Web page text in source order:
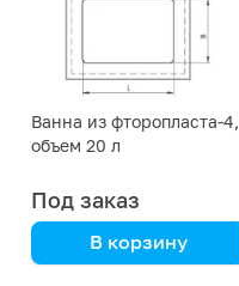
Ванна из фторопласта-4,
объем 20 л
Под заказ
В корзину